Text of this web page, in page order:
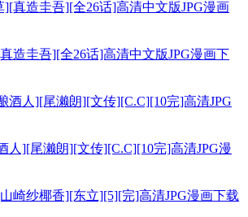
造圭吾][全26话]高清中文版JPG漫画下
人][尾濑朗][文传][C.C][10完]高清JPG漫